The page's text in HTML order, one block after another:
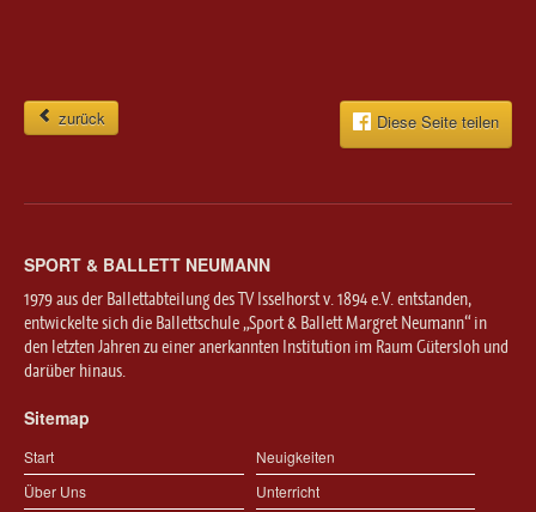
zurück Diese Seite teilen
SPORT & BALLETT NEUMANN
1979 aus der Ballettabteilung des TV Isselhorst v. 1894 e.V. entstanden,
entwickelte sich die Ballettschule „Sport & Ballett Margret Neumann“ in
den letzten Jahren zu einer anerkannten Institution im Raum Gütersloh und
darüber hinaus.
Sitemap
Start
Neuigkeiten
Über Uns
Unterricht